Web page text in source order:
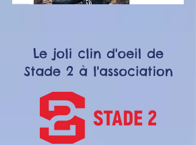
Le joli clin d'oeil de
Stade 2 à l'association